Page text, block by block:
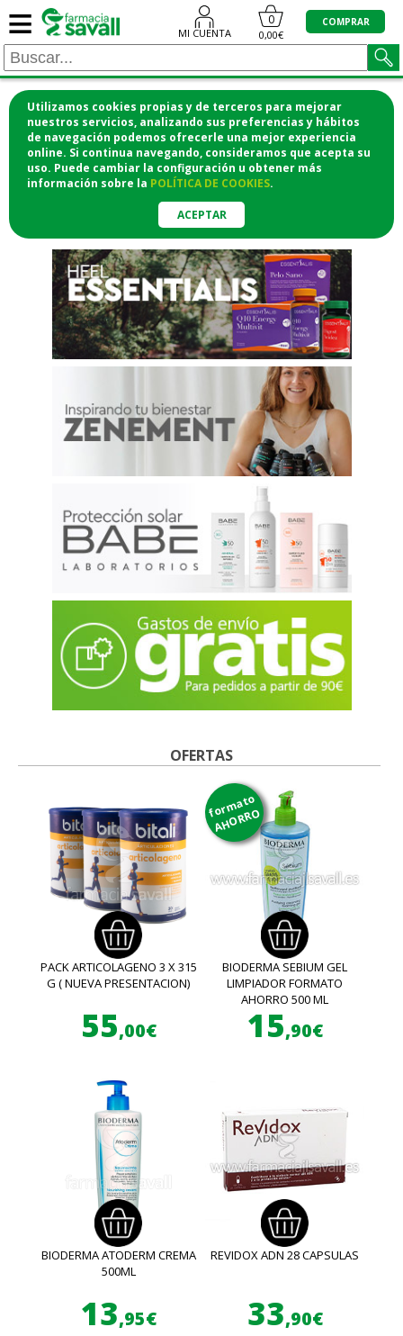
Utilizamos cookies propias y de terceros para mejorar
nuestros servicios, analizando sus preferencias y hábitos
de navegación podemos ofrecerle una mejor experiencia
online. Si continua navegando, consideramos que acepta su
uso. Puede cambiar la configuración u obtener más
información sobre la POLÍTICA DE COOKIES.
ACEPTAR
≡ MI CUENTA
0
0,00€
COMPRAR
¡COMPRA CÓMODAMENTE
DESDE CASA Y RECOGE EN LA
FARMACIA!o si lo prefieres te lo mandamos
a casa
OFERTAS
PACK ARTICOLAGENO 3 X 315
G ( NUEVA PRESENTACION)
55,00€
formato
AHORRO
BIODERMA SEBIUM GEL
LIMPIADOR FORMATO
AHORRO 500 ML
15,90€
BIODERMA ATODERM CREMA
500ML
13,95€
REVIDOX ADN 28 CAPSULAS
33,90€